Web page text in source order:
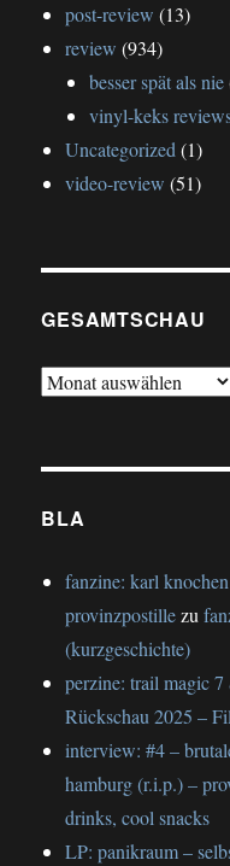
post-review (13)
review (934)
besser spät als nie
vinyl-keks
Uncategorized(1)
video-review (51)
GESAMTSCHAU
gesamtschau
BLA
fanzine: karl
provinzpostillezu
(kurzgeschichte)
perzine: trail magic
Rückschau 2025 –
interview: #4 –
hamburg (r.i.p.) –
drinks, cool snacks
LP: panikraum –